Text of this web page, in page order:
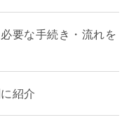
要な手続き・流れを
紹介